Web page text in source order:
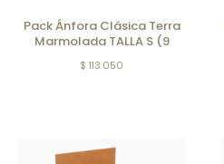
Pack Ánfora Clásica Terra
Marmolada TALLA S (9
unidades)
$ 113.050